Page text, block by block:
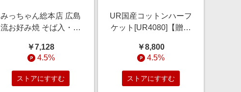
みっちゃん総本店 広島
流お好み焼 そば入・カ
の贈りもの・お中元】
[GGD14] 惣菜
￥7,128
4.5%
ストアにすすむ
UR国産コットンハーフ
ケット[UR4080]【贈り
【季節の贈り物＆ご褒
美ギフト】
￥8,800
4.5%
ストアにすすむ